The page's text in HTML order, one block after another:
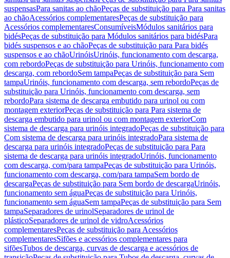
suspensasPara sanitas ao chãoPeças de substituição para Para sanitas
ao chãoAcessórios complementaresPeças de substituição para
Acessórios complementaresConsumíveisMódulos sanitários para
bidésPeças de substituição para Módulos sanitários para bidésPara
bidés suspensos e ao chãoPeças de substituição para Para bidés
suspensos e ao chãoUrinóisUrinóis, funcionamento com descarga,
com rebordoPeças de substituição para Urinóis, funcionamento com
descarga, com rebordoSem tampaPeças de substituição para Sem
tampaUrinóis, funcionamento com descarga, sem rebordoPeças de
substituição para Urinóis, funcionamento com descarga, sem
rebordoPara sistema de descarga embutido para urinol ou com
montagem exteriorPeças de substituição para Para sistema de
descarga embutido para urinol ou com montagem exteriorCom
sistema de descarga para urinóis integradoPeças de substituição para
Com sistema de descarga para urinóis integradoPara sistema de
descarga para urinóis integradoPeças de substituição para Para
sistema de descarga para urinóis integradoUrinóis, funcionamento
com descarga, com/para tampaPeças de substituição para Urinóis,
funcionamento com descarga, com/para tampaSem bordo de
descargaPeças de substituição para Sem bordo de descargaUrinóis,
funcionamento sem águaPeças de substituição para Urinóis,
funcionamento sem águaSem tampaPeças de substituição para Sem
tampaSeparadores de urinolSeparadores de urinol de
plásticoSeparadores de urinol de vidroAcessórios
complementaresPeças de substituição para Acessórios
complementaresSifões e acessórios complementares para
sifõesTubos de descarga, curvas de descarga e acessórios de